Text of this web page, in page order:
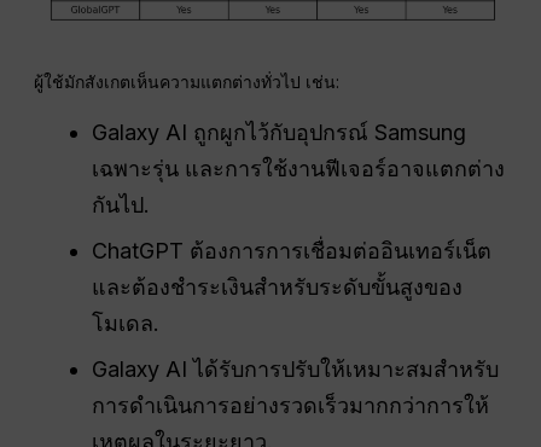
ผู้ใช้มักสังเกตเห็นความแตกต่างทั่วไป เช่น:
Galaxy AI ถูกผูกไว้กับอุปกรณ์ Samsung
เฉพาะรุ่น และการใช้งานฟีเจอร์อาจแตกต่าง
กันไป.
ChatGPT ต้องการการเชื่อมต่ออินเทอร์เน็ต
และต้องชำระเงินสำหรับระดับขั้นสูงของ
โมเดล.
Galaxy AI ได้รับการปรับให้เหมาะสมสำหรับ
การดำเนินการอย่างรวดเร็วมากกว่าการให้